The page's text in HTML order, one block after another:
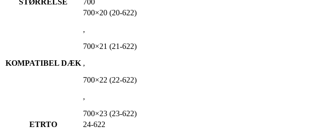
KOMPATIBEL DÆK
700×20 (20-622)
,
700×21 (21-622)
,
700×22 (22-622)
,
700×23 (23-622)
ETRTO
24-622